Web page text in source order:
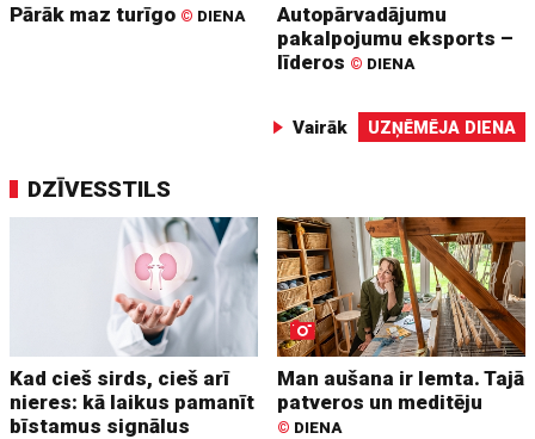
Pārāk maz turīgo © DIENA
Autopārvadājumu
pakalpojumu eksports –
līderos © DIENA
Vairāk UZŅĒMĒJA DIENA
DZĪVESSTILS
Kad cieš sirds, cieš arī
nieres: kā laikus pamanīt
bīstamus signālus
Man aušana ir lemta. Tajā
patveros un meditēju
© DIENA